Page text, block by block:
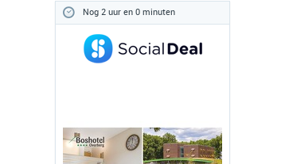
Nog 2 uur en 0 minuten